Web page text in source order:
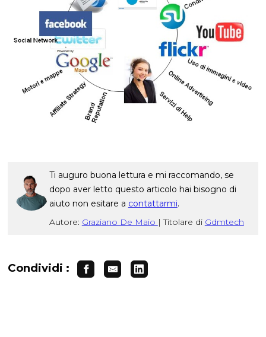
Ti auguro buona lettura e mi raccomando, se
dopo aver letto questo articolo hai bisogno di
aiuto non esitare a contattarmi.
Autore: Graziano De Maio | Titolare di Gdmtech
Condividi :